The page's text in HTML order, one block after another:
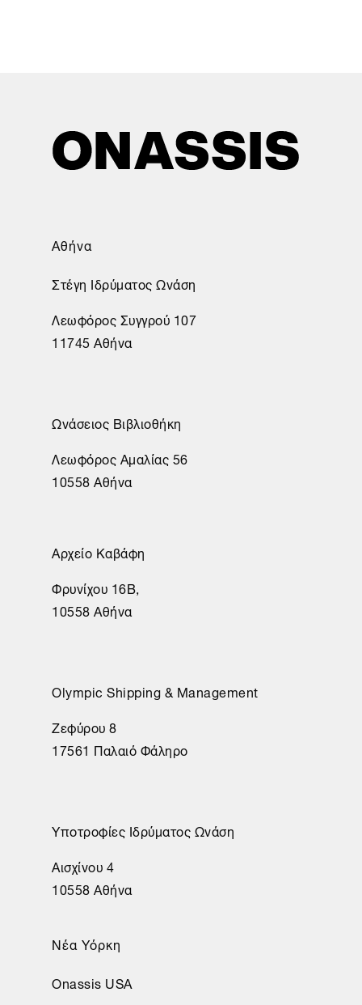
Αθήνα
Στέγη Ιδρύματος Ωνάση
Λεωφόρος Συγγρού 107
11745 Αθήνα
Ωνάσειος Βιβλιοθήκη
Λεωφόρος Αμαλίας 56
10558 Αθήνα
Αρχείο Καβάφη
Φρυνίχου 16Β,
10558 Αθήνα
Olympic Shipping & Management
Ζεφύρου 8
17561 Παλαιό Φάληρο
Υποτροφίες Ιδρύματος Ωνάση
Αισχίνου 4
10558 Αθήνα
Νέα Υόρκη
Onassis USA